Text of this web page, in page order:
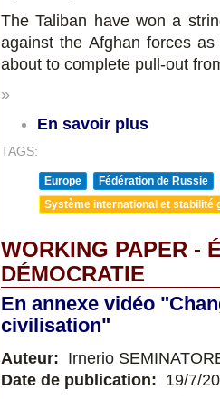
The Taliban have won a
against the Afghan forces
about to complete pull-out
»
En savoir plus
TAGS:
Europe
Fédération de Russie
Système international et stabilité
WORKING PAPER -
DÉMOCRATIE
En annexe vidéo
civilisation"
Auteur: Irnerio
Date de publication: 19/7/